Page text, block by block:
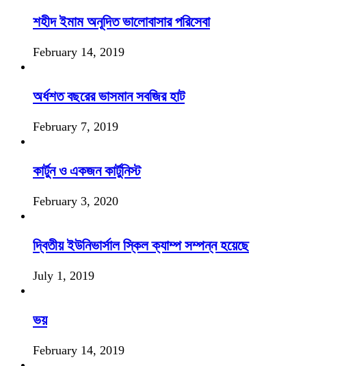
শহীদ ইমাম অনূদিত ভালোবাসার পরিসেবা
February 14, 2019
অর্ধশত বছরের ভাসমান সবজির হাট
February 7, 2019
কার্টুন ও একজন কার্টুনিস্ট
February 3, 2020
দ্বিতীয় ইউনিভার্সাল স্কিল ক্যাম্প সম্পন্ন হয়েছে
July 1, 2019
ভয়
February 14, 2019